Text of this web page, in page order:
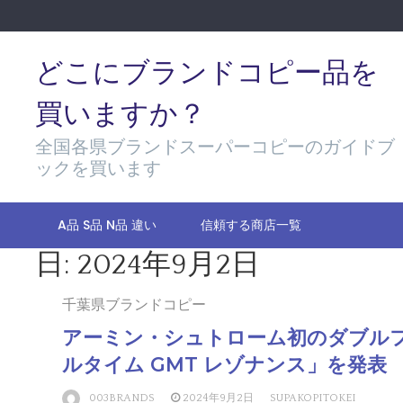
to
どこにブランドコピー品を
買いますか？
全国各県ブランドスーパーコピーのガイドブ
ックを買います
A品 S品 N品 違い 信頼する商店一覧
日: 2024年9月2日
千葉県ブランドコピー
アーミン・シュトローム初のダブル
ルタイム GMT レゾナンス」を発表
003BRANDS 2024年9月2日 SUPAKOPITOKEI